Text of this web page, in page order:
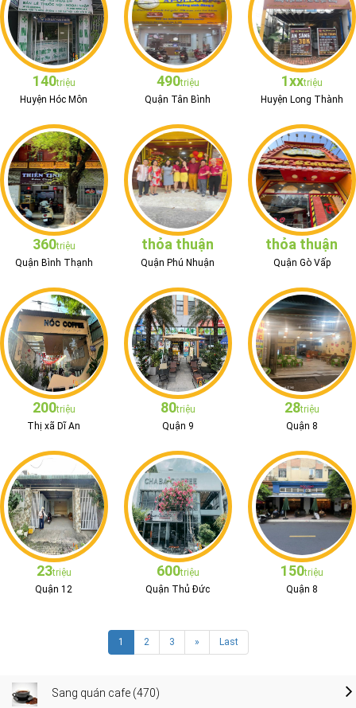
140triệu
Huyện Hóc Môn
490triệu
Quận Tân Bình
1xxtriệu
Huyện Long Thành
360triệu
Quận Bình Thạnh
thỏa thuận
Quận Phú Nhuận
thỏa thuận
Quận Gò Vấp
200triệu
Thị xã Dĩ An
80triệu
Quận 9
28triệu
Quận 8
23triệu
Quận 12
600triệu
Quận Thủ Đức
150triệu
Quận 8
1 2 3 » Last
Sang quán cafe (470)